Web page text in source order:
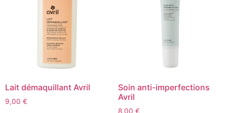
Lait démaquillant Avril
9,00 €
Soin anti-imperfections
Avril
8,00 €